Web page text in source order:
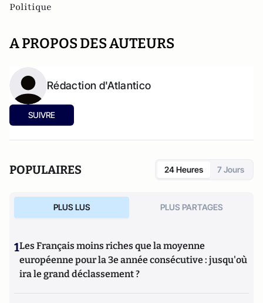
Politique
A PROPOS DES AUTEURS
Rédaction d'Atlantico
SUIVRE
POPULAIRES 24 Heures 7 Jours
PLUS LUS PLUS PARTAGES
1Les Français moins riches que la moyenne
européenne pour la 3e année consécutive : jusqu'où
ira le grand déclassement ?